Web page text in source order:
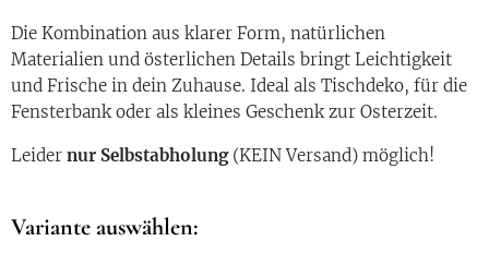
Die Kombination aus klarer Form, natürlichen
Materialien und österlichen Details bringt Leichtigkeit
und Frische in dein Zuhause. Ideal als Tischdeko, für die
Fensterbank oder als kleines Geschenk zur Osterzeit.
Leider nur Selbstabholung(KEIN Versand) möglich!
Variante auswählen: